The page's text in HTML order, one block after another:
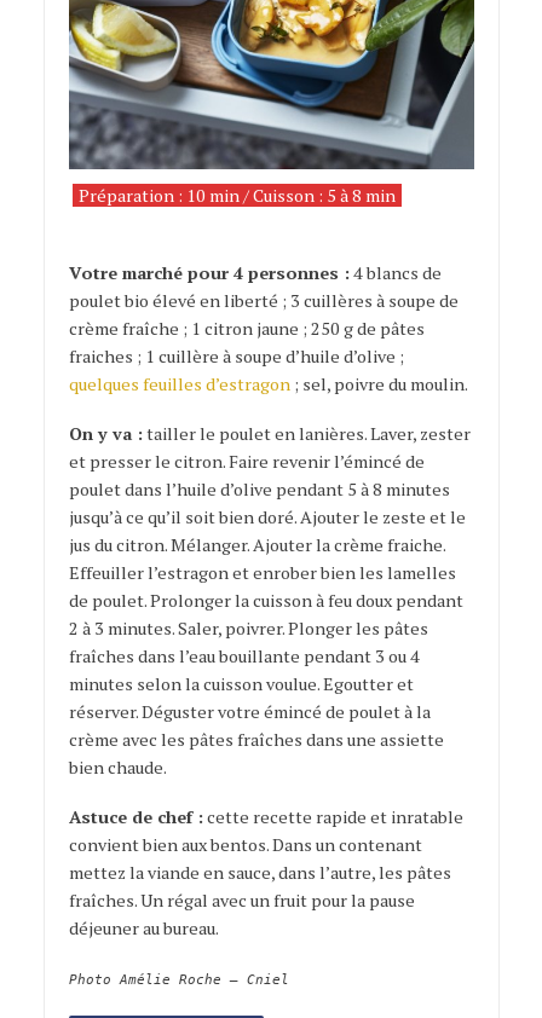
Préparation : 10 min / Cuisson : 5 à 8 min
Votre marché pour 4 personnes : 4 blancs de
poulet bio élevé en liberté ; 3 cuillères à soupe de
crème fraîche ; 1 citron jaune ; 250 g de pâtes
fraiches ; 1 cuillère à soupe d’huile d’olive ;
quelques feuilles d’estragon; sel, poivre du moulin.
On y va : tailler le poulet en lanières. Laver, zester
et presser le citron. Faire revenir l’émincé de
poulet dans l’huile d’olive pendant 5 à 8 minutes
jusqu’à ce qu’il soit bien doré. Ajouter le zeste et le
jus du citron. Mélanger. Ajouter la crème fraiche.
Effeuiller l’estragon et enrober bien les lamelles
de poulet. Prolonger la cuisson à feu doux pendant
2 à 3 minutes. Saler, poivrer. Plonger les pâtes
fraîches dans l’eau bouillante pendant 3 ou 4
minutes selon la cuisson voulue. Egoutter et
réserver. Déguster votre émincé de poulet à la
crème avec les pâtes fraîches dans une assiette
bien chaude.
Astuce de chef : cette recette rapide et inratable
convient bien aux bentos. Dans un contenant
mettez la viande en sauce, dans l’autre, les pâtes
fraîches. Un régal avec un fruit pour la pause
déjeuner au bureau.
Photo Amélie Roche – Cniel